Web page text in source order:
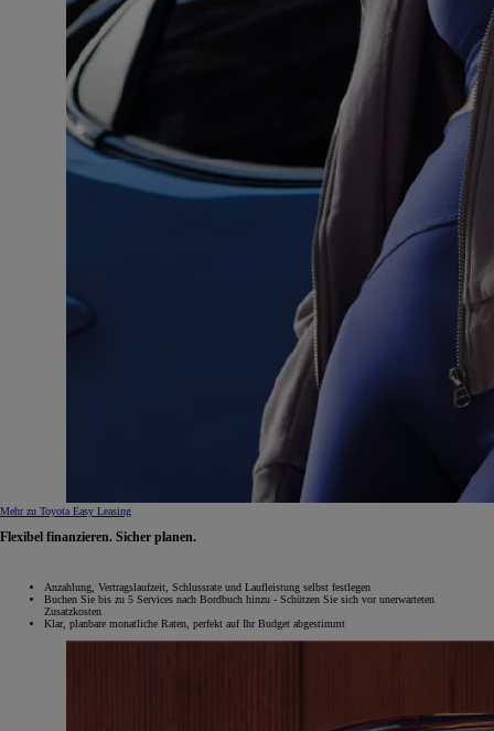
Mehr zu Toyota Easy Leasing
Flexibel finanzieren. Sicher planen.
Anzahlung, Vertragslaufzeit, Schlussrate und Laufleistung selbst festlegen
Buchen Sie bis zu 5 Services nach Bordbuch hinzu - Schützen Sie sich vor unerwarteten
Zusatzkosten
Klar, planbare monatliche Raten, perfekt auf Ihr Budget abgestimmt